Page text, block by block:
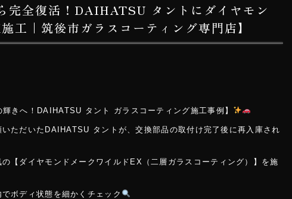
完全復活！DAIHATSU タントにダイヤモン
工｜筑後市ガラスコーティング専門店】
輝きへ！DAIHATSU タント ガラスコーティング施工事例】
ただいたDAIHATSU タントが、交換部品の取付け完了後に再入庫され
【ダイヤモンドメークワイルドEX（二層ガラスコーティング）】を施
ボディ状態を細かくチェック